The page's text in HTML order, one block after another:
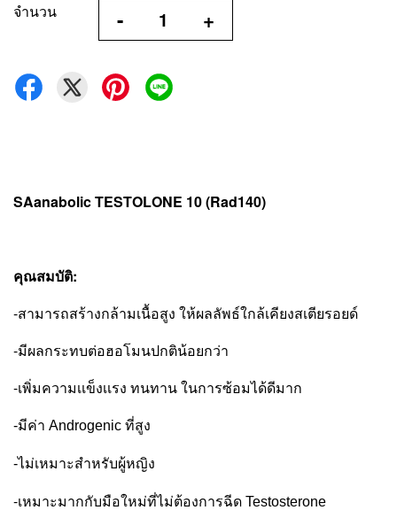
จำนวน - +
SAanabolic TESTOLONE 10 (Rad140)
คุณสมบัติ:
-สามารถสร้างกล้ามเนื้อสูง ให้ผลลัพธ์ใกล้เคียงสเตียรอยด์
-มีผลกระทบต่อฮอโมนปกติน้อยกว่า
-เพิ่มความเเข็งเเรง ทนทาน ในการซ้อมได้ดีมาก
-มีค่า Androgenic ที่สูง
-ไม่เหมาะสำหรับผู้หญิง
-เหมาะมากกับมือใหม่ที่ไม่ต้องการฉีด Testosterone